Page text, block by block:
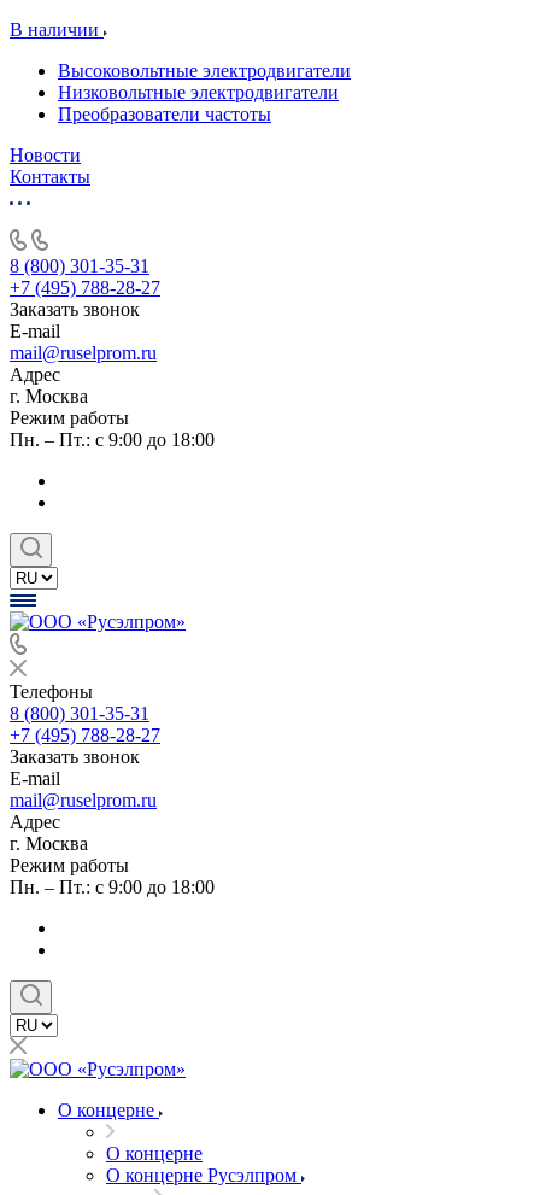
В наличии
Высоковольтные электродвигатели
Низковольтные электродвигатели
Преобразователи частоты
Новости
Контакты
8 (800) 301-35-31
+7 (495) 788-28-27
Заказать звонок
E-mail
mail@ruselprom.ru
Адрес
г. Москва
Режим работы
Пн. – Пт.: с 9:00 до 18:00
Телефоны
8 (800) 301-35-31
+7 (495) 788-28-27
Заказать звонок
E-mail
mail@ruselprom.ru
Адрес
г. Москва
Режим работы
Пн. – Пт.: с 9:00 до 18:00
О концерне
О концерне
О концерне Русэлпром